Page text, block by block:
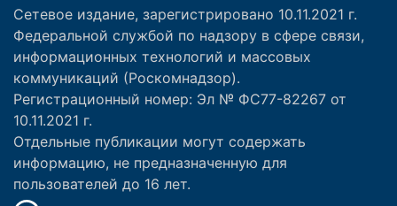
Сетевое издание, зарегистрировано 10.11.2021 г.
Федеральной службой по надзору в сфере связи,
информационных технологий и массовых
коммуникаций (Роскомнадзор).
Регистрационный номер: Эл № ФС77-82267 от
10.11.2021 г.
Отдельные публикации могут содержать
информацию, не предназначенную для
пользователей до 16 лет.